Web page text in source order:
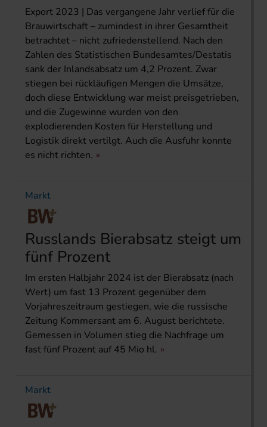
Export 2023 | Das vergangene Jahr verlief für die
Brauwirtschaft – zumindest in ihrer Gesamtheit
betrachtet – nicht zufriedenstellend. Nach den
Zahlen des Statistischen Bundesamtes/Destatis
sank der Inlandsabsatz um 4,2 Prozent. Zwar
stiegen bei rückläufigen Mengen die Umsätze,
doch diese Entwicklung war meist preisgetrieben,
und die Zugewinne wurden von den
explodierenden Kosten für Herstellung und
Logistik direkt vertilgt. Auch die Ausfuhr konnte
es nicht richten.
Markt
Russlands Bierabsatz steigt um
fünf Prozent
Im ersten Halbjahr 2024 ist der Bierabsatz (nach
Wert) um fast 13 Prozent gegenüber dem
Vorjahreszeitraum gestiegen, wie die russische
Zeitung Kommersant am 6. August berichtete.
Gemessen in Volumen stieg die Nachfrage um
fast fünf Prozent auf 45 Mio hl.
Markt